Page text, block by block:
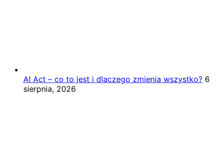
AI Act – co to jest i dlaczego zmienia wszystko? 6
sierpnia, 2026